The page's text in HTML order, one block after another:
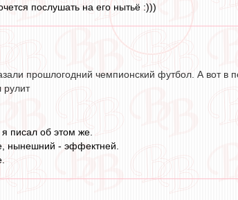
послушать на его нытьё :)))
прошлогодний чемпионский футбол. А вот
рулит
писал об этом же.
нынешний - эффектней.